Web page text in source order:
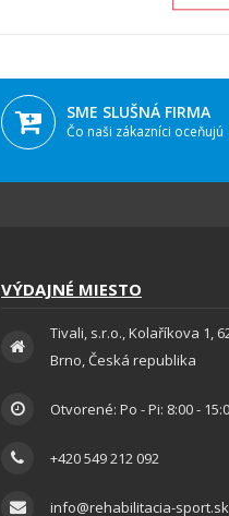
SME SLUŠNÁ FIRMA
Čo naši zákazníci oceňujú
VÝDAJNÉ MIESTO
Tivali, s.r.o., Kolaříkova 1,
Brno, Česká republika
Otvorené: Po - Pi: 8:00 -
+420 549 212 092
info@rehabilitacia-sport.sk